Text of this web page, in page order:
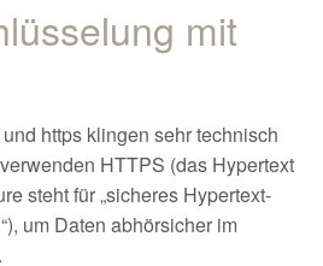
mit
https klingen sehr technisch
HTTPS (das Hypertext
steht für „sicheres Hypertext-
um Daten abhörsicher im